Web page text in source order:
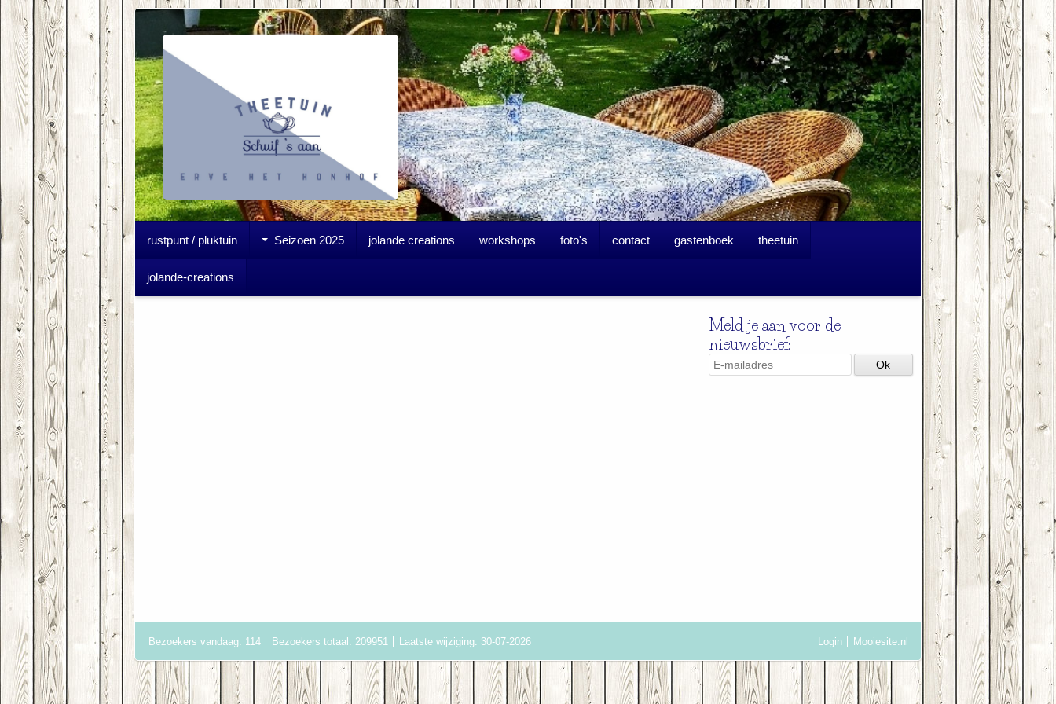
rustpunt / pluktuin Seizoen 2025 jolande creations workshops foto's contact gastenboek theetuin
jolande-creations
Meld je aan voor de
nieuwsbrief:
Bezoekers vandaag: 114 Bezoekers totaal: 209951 Laatste wijziging: 30-07-2026 Login Mooiesite.nl